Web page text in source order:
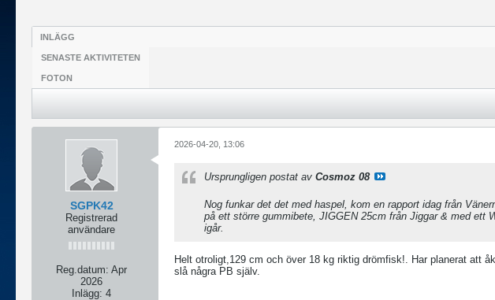
INLÄGG
SENASTE AKTIVITETEN
FOTON
SGPK42
Registrerad
användare
Reg.datum: Apr
2026
Inlägg: 4
2026-04-20, 13:06
Ursprungligen postat av Cosmoz 08
Nog funkar det det med haspel, kom en rapport idag från
på ett större gummibete, JIGGEN 25cm från Jiggar & med ett
igår.
Helt otroligt,129 cm och över 18 kg riktig drömfisk!. Har planerat att
slå några PB själv​.